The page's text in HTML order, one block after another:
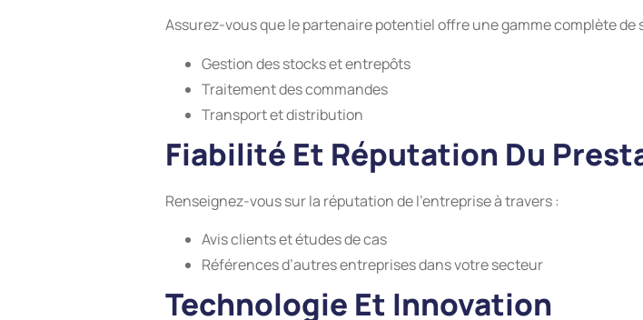
Assurez-vous que le partenaire potentiel offre une gamme complète de
Gestion des stocks et entrepôts
Traitement des commandes
Transport et distribution
Fiabilité Et Réputation Du
Renseignez-vous sur la réputation de l’entreprise à travers :
Avis clients et études de cas
Références d’autres entreprises dans votre secteur
Technologie Et Innovation